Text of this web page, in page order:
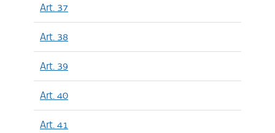
Art. 37
Art. 38
Art. 39
Art. 40
Art. 41